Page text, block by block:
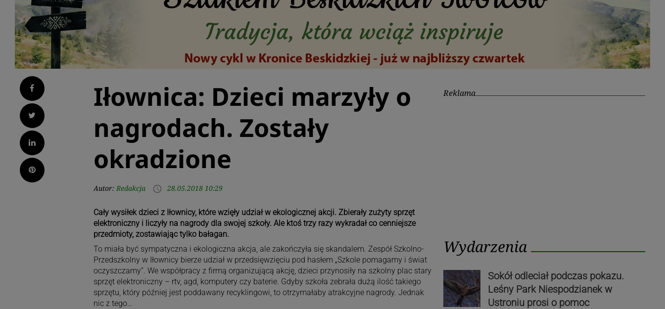
Facebook
Twitter
LinkedIn
Pinterest
Iłownica: Dzieci marzyły o
nagrodach. Zostały
okradzione
Autor: Redakcja access_time 28.05.2018 10:29
Cały wysiłek dzieci z Iłownicy, które wzięły udział w ekologicznej akcji. Zbierały zużyty sprzęt
elektroniczny i liczyły na nagrody dla swojej szkoły. Ale ktoś trzy razy wykradał co cenniejsze
przedmioty, zostawiając tylko bałagan.
To miała być sympatyczna i ekologiczna akcja, ale zakończyła się skandalem. Zespół Szkolno-
Przedszkolny w Iłownicy bierze udział w przedsięwzięciu pod hasłem „Szkole pomagamy i świat
oczyszczamy”. We współpracy z firmą organizującą akcję, dzieci przynosiły na szkolny plac stary
sprzęt elektroniczny – rtv, agd, komputery czy baterie. Gdyby szkoła zebrała dużą ilość takiego
sprzętu, który później jest poddawany recyklingowi, to otrzymałaby atrakcyjne nagrody. Jednak
nic z tego…
Reklama
Wydarzenia
Sokół odleciał podczas pokazu.
Leśny Park Niespodzianek w
Ustroniu prosi o pomoc